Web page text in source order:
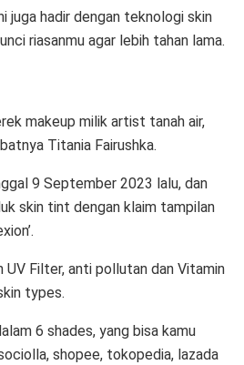
juga hadir dengan teknologi skin
riasanmu agar lebih tahan lama.
makeup milik artist tanah air,
Titania Fairushka.
9 September 2023 lalu, dan
skin tint dengan klaim tampilan
UV Filter, anti pollutan dan Vitamin
types.
6 shades, yang bisa kamu
shopee, tokopedia, lazada